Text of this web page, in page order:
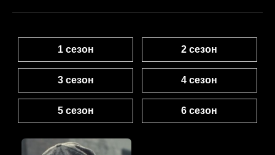
1 сезон 2 сезон
3 сезон 4 сезон
5 сезон 6 сезон